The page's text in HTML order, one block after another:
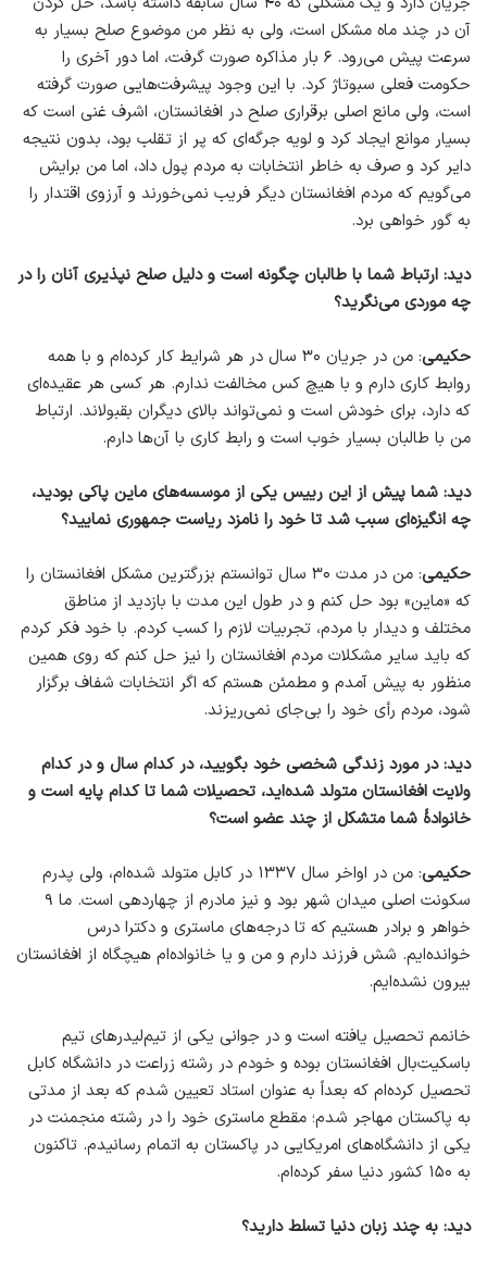
آن در چند ماه مشکل است، ولی به نظر من موضوع صلح بسیار به
سرعت پیش می‌رود. ۶ بار مذاکره صورت گرفت، اما دور آخری را
حکومت فعلی سبوتاژ کرد. با این وجود پیشرفت‌هایی صورت گرفته
است، ولی مانع اصلی برقراری صلح در افغانستان، اشرف غنی است که
بسیار موانع ایجاد کرد و لویه جرگه‌ای که پر از تقلب بود، بدون نتیجه
دایر کرد و صرف به خاطر انتخابات به مردم پول داد، اما من برایش
می‌گویم که مردم افغانستان دیگر فریب نمی‌خورند و آرزوی اقتدار را
به گور خواهی برد.
دید: ارتباط شما با طالبان چگونه است و دلیل صلح نپذیری آنان را در
چه موردی می‌نگرید؟
حکیمی
: من در جریان ۳۰ سال در هر شرایط کار کرده‌ام و با همه
روابط کاری دارم و با هیچ کس مخالفت ندارم. هر کسی هر عقیده‌ای
که دارد، برای خودش است و نمی‌تواند بالای دیگران بقبولاند. ارتباط
من با طالبان بسیار خوب است و رابط کاری با آن‌ها دارم.
دید: شما پیش از این رییس یکی از موسسه‌های ماین پاکی بودید،
چه انگیزه‌ای سبب شد تا خود را نامزد ریاست جمهوری نمایید؟
حکیمی
: من در مدت ۳۰ سال توانستم بزرگترین مشکل افغانستان را
که «ماین» بود حل کنم و در طول این مدت با بازدید از مناطق
مختلف و دیدار با مردم، تجربیات لازم را کسب کردم. با خود فکر کردم
که باید سایر مشکلات مردم افغانستان را نیز حل کنم که روی همین
منظور به پیش آمدم و مطمئن هستم که اگر انتخابات شفاف برگزار
شود، مردم رأی خود را بی‌جای نمی‌ریزند.
دید: در مورد زندگی شخصی خود بگویید، در کدام سال و در کدام
ولایت افغانستان متولد شده‌اید، تحصیلات شما تا کدام پایه است و
خانوادۀ شما متشکل از چند عضو است؟
حکیمی
: من در اواخر سال ۱۳۳۷ در کابل متولد شده‌ام، ولی پدرم
سکونت اصلی میدان شهر بود و نیز مادرم از چهاردهی است. ما ۹
خواهر و برادر هستیم که تا درجه‌های ماستری و دکترا درس
خوانده‌ایم. شش فرزند دارم و من و یا خانواده‌ام هیچگاه از افغانستان
بیرون نشده‌ایم.
خانمم تحصیل یافته است و در جوانی یکی از تیم‌لیدرهای تیم
باسکیت‌بال افغانستان بوده و خودم در رشته زراعت در دانشگاه کابل
تحصیل کرده‌ام که بعداً به عنوان استاد تعیین شدم که بعد از مدتی
به پاکستان مهاجر شدم؛ مقطع ماستری خود را در رشته منجمنت در
یکی از دانشگاه‌های امریکایی در پاکستان به اتمام رسانیدم. تاکنون
به ۱۵۰ کشور دنیا سفر کرده‌ام.
دید: به چند زبان دنیا تسلط دارید؟